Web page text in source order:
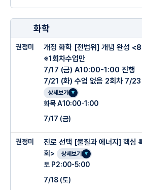
매 회차 복습영상, 카톡 및 홈페이지 질의응답 시스템,
○ 회차별 커리큘럼
1회차 힘의 평형과 안정성
2회차 운동의 법칙과 등가속도 운동
○ 관리시스템
답지 없이 풀어서 온라인으로 제출하는 중간점검 과제
기본개념부터 연습문제, 학교 내신, 모의고사 기출 심화
매 회차 복습영상, 카톡 및 홈페이지 질의응답 시스템,
손글씨노트,풀이노트, EBS유형 및 수능기출 유형까지
○ 회차별 커리큘럼
1회차 힘의 평형과 안정성
2회차 운동의 법칙과 등가속도 운동
3회차 운동량 보존, 일체운동
4회차 역학적에너지 보존
개념만 빠르게 보지 않고, 문제를 직접 풀수 있게 만드
복잡한 계산과 수식 없이 단순화된 문제 풀이스킬로 풀
○ 관리시스템
답지 없이 풀어서 온라인으로 제출하는 중간점검 과제
기본개념부터 연습문제, 학교 내신, 모의고사 기출 심
매 회차 복습영상, 카톡 및 홈페이지 질의응답 시스템,
○ 회차별 커리큘럼
1회차 힘의 합성과 포물선운동
2회차 포물선 운동 심화, 역학적에너지
○ 수업특징
반포 내신 15년차, 최상위권 선배들의 1등급 결과로 증
메가스터디 러셀 물리학2 수능을 대비했던 진짜 경력자
개념만 빠르게 보지 않고, 문제를 직접 풀수 있게 만드는
복잡한 계산과 수식 없이 단순화된 문제 풀이스킬로
○ 관리시스템
답지 없이 풀어서 온라인으로 제출하는 중간점검 과제
기본개념부터 연습문제, 학교 내신, 모의고사 기출 심
매 회차 복습영상, 카톡 및 홈페이지 질의응답 시스템,
화학
권정미
개정 화학 [전범위] 개념 완성
※1회차수업만
7/17 (금) A10:00-1:00 진행
7/21 (화) 수업 없음 2회차 7/23
상세보기
화목 A10:00-1:00
7/17 (금)
○ 수업특징
권정미
진로 선택 [물질과 에너지] 핵심
회>
상세보기
토 P2:00-5:00
7/18 (토)